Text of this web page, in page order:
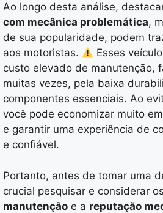
Ao longo desta análise,
com mecânica problemática,
de sua popularidade, podem
aos motoristas.
Esses
custo elevado de manutenção,
muitas vezes, pela baixa
componentes essenciais. Ao
você pode economizar muito
e garantir uma experiência de
e confiável.
Portanto, antes de tomar uma
crucial pesquisar e considerar os
manutenção e a reputação